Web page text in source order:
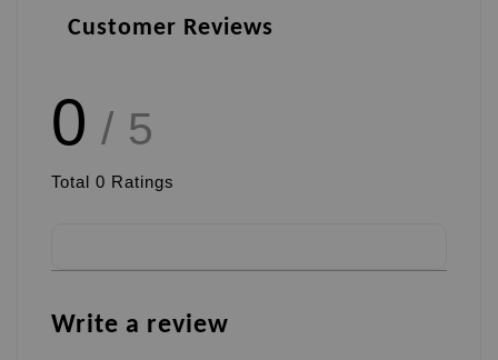
Customer Reviews
0 / 5
Total 0 Ratings
Write a review